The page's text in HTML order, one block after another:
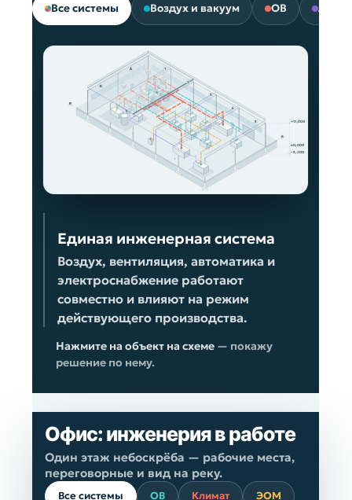
Все системы Воздух и вакуум ОВ АОВ
1
2
3
4
5
6
А
Б
В
+11,000
±0,000
−3,200
Единая инженерная система
Воздух, вентиляция, автоматика и
электроснабжение работают
совместно и влияют на режим
действующего производства.
Нажмите на объект на схеме — покажу
решение по нему.
Все системы ОВ Климат ЭОМ